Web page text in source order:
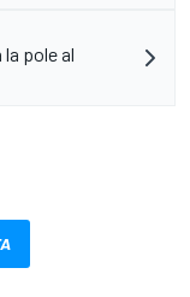
pole al